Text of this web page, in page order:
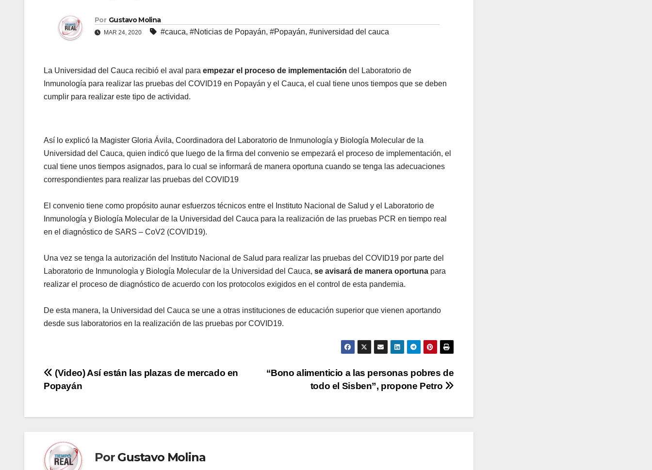
Por Gustavo Molina
MAR 24, 2020 #cauca, #Noticias de Popayán, #Popayán, #universidad del cauca
La Universidad del Cauca recibió el aval para empezar el proceso de implementación del Laboratorio de
Inmunología para realizar las pruebas del COVID19 en Popayán y el Cauca, el cual tiene unos tiempos que se deben
cumplir para realizar este tipo de actividad.
Así lo explicó la Magister Gloria Ávila, Coordinadora del Laboratorio de Inmunología y Biología Molecular de la
Universidad del Cauca, quien indicó que luego de la firma del convenio se empezará el proceso de implementación, el
cual tiene unos tiempos asignados, para lo cual se informará de manera oportuna cuando se tenga las adecuaciones
correspondientes para realizar las pruebas del COVID19
El convenio tiene como propósito aunar esfuerzos técnicos entre el Instituto Nacional de Salud y el Laboratorio de
Inmunología y Biología Molecular de la Universidad del Cauca para la realización de las pruebas PCR en tiempo real
en el diagnóstico de SARS – CoV2 (COVID19).
Una vez se tenga la autorización del Instituto Nacional de Salud para realizar las pruebas del COVID19 por parte del
Laboratorio de Inmunologìa y Biología Molecular de la Universidad del Cauca, se avisará de manera oportuna para
realizar el proceso de diagnóstico de acuerdo con los protocolos exigidos en el control de esta pandemia.
De esta manera, la Universidad del Cauca se une a otras instituciones de educación superior que vienen aportando
desde sus laboratorios en la realización de las pruebas por COVID19.
Navegación
de
entradas
“Bono alimenticio a las personas pobres de
todo el Sisben”, propone Petro
(Video) Así están las plazas de mercado en
Popayán
Por Gustavo Molina